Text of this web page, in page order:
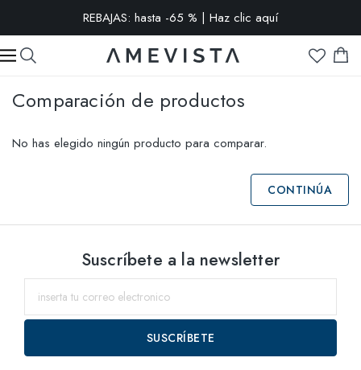
REBAJAS: hasta -65 % | Haz clic aquí
-15% extra en todas las gafas con cristales graduados | Código:
VISION15
Comparación de productos
No has elegido ningún producto para comparar.
CONTINÚA
Suscríbete a la newsletter
SUSCRÍBETE